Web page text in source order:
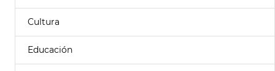
Cultura
Educación